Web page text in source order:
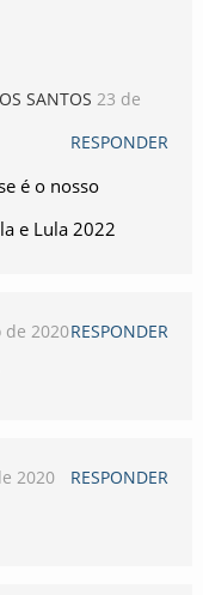
SANTOS 23 de
RESPONDER
é o nosso
e Lula 2022
2020RESPONDER
2020 RESPONDER